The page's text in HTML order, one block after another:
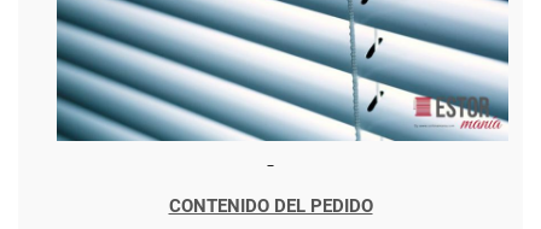
CONTENIDO DEL PEDIDO